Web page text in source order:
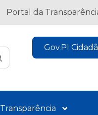
Portal da
Gov.PI
Transparência